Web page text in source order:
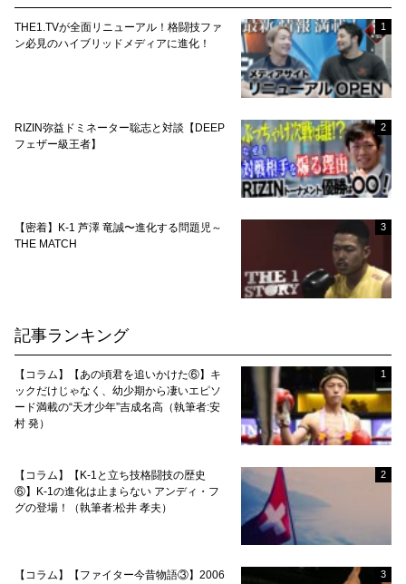
THE1.TVが全面リニューアル！格闘技ファ
ン必見のハイブリッドメディアに進化！
1
RIZIN弥益ドミネーター聡志と対談【DEEP
フェザー級王者】
2
【密着】K-1 芦澤 竜誠〜進化する問題児～
THE MATCH
3
記事ランキング
【コラム】【あの頃君を追いかけた⑥】キ
ックだけじゃなく、幼少期から凄いエピソ
ード満載の“天才少年”吉成名高（執筆者:安
村 発）
1
【コラム】【K-1と立ち技格闘技の歴史
⑥】K-1の進化は止まらない アンディ・フ
グの登場！（執筆者:松井 孝夫）
2
【コラム】【ファイター今昔物語③】2006
3